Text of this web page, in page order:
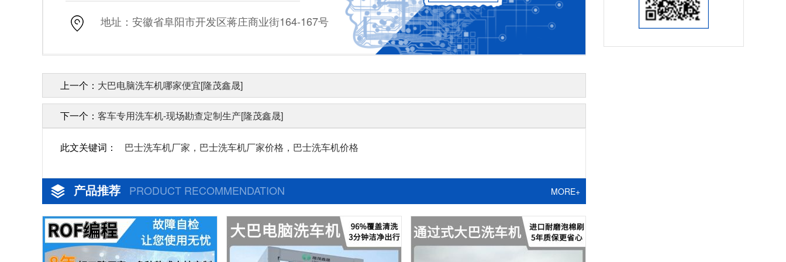
地址：安徽省阜阳市开发区蒋庄商业街164-167号
上一个： 大巴电脑洗车机哪家便宜[隆茂鑫晟]
下一个： 客车专用洗车机-现场勘查定制生产[隆茂鑫晟]
此文关键词： 巴士洗车机厂家，巴士洗车机厂家价格，巴士洗车机价格
产品推荐 PRODUCT RECOMMENDATION MORE+